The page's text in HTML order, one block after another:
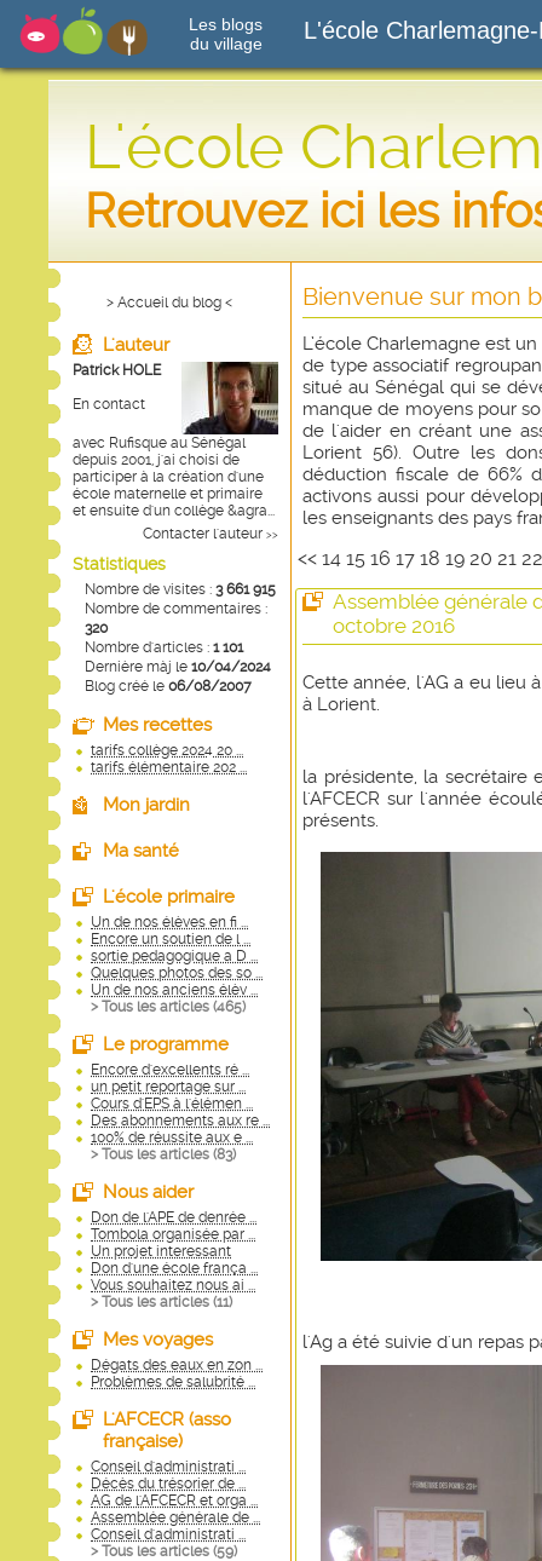
Les blogs
du village
L'école
L'école
Retrouvez ici les
> Accueil du blog <
L'auteur
Patrick HOLE
En contact
avec Rufisque au Sénégal
depuis 2001, j'ai choisi de
participer à la création d'une
école maternelle et primaire
et ensuite d'un collège &agra...
Contacter l'auteur >>
Statistiques
Nombre de visites : 3 661 915
Nombre de commentaires :
320
Nombre d'articles : 1 101
Dernière màj le 10/04/2024
Blog créé le 06/08/2007
Mes recettes
tarifs collège 2024 20 ...
tarifs élémentaire 202 ...
Mon jardin
Ma santé
L'école primaire
Un de nos élèves en fi ...
Encore un soutien de l ...
sortie pedagogique a D ...
Quelques photos des so ...
Un de nos anciens élèv ...
> Tous les articles (465)
Le programme
Encore d'excellents ré ...
un petit reportage sur ...
Cours d'EPS à l'élémen ...
Des abonnements aux re ...
100% de réussite aux e ...
> Tous les articles (83)
Nous aider
Don de l'APE de denrée ...
Tombola organisée par ...
Un projet interessant
Don d'une école frança ...
Vous souhaitez nous ai ...
> Tous les articles (11)
Mes voyages
Dégats des eaux en zon ...
Problèmes de salubrité ...
L'AFCECR (asso
française)
Conseil d'administrati ...
Décès du trésorier de ...
AG de l'AFCECR et orga ...
Assemblée générale de ...
Conseil d'administrati ...
> Tous les articles (59)
Bienvenue sur mon
L’école Charlemagne est
de type associatif
situé au Sénégal qui se
manque de moyens pour
de l'aider en créant une
Lorient 56). Outre les
déduction fiscale de 66%
activons aussi pour
les enseignants des pays
<< 14 15 16 17 18 19 20 21
Assemblée générale
octobre 2016
Cette année, l'AG a eu lieu
à Lorient.
la présidente, la secrétaire
l'AFCECR sur l'année
présents.
l'Ag a été suivie d'un repas